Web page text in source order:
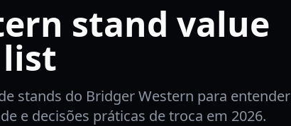
stand value
list
stands do Bridger Western para entender
e decisões práticas de troca em 2026.